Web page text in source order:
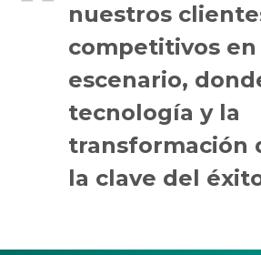
nuestros
competitivos
escenario,
tecnología y la
transformación
la clave del